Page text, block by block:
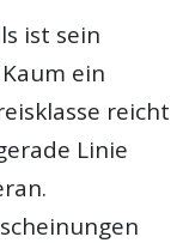
ist sein
ein
reicht
Linie